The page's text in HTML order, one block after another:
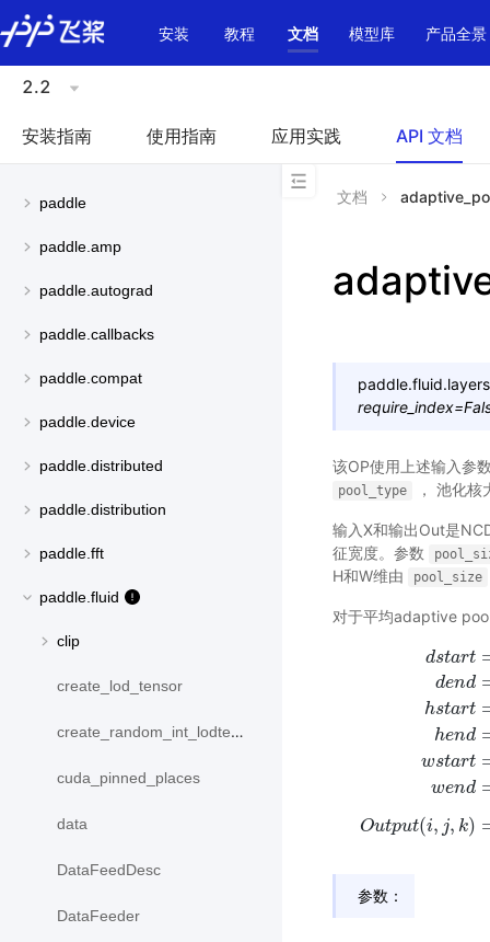
\u200E
安装
教程 文档 模型库 产品全景
2.2
安装指南 使用指南 应用实践 API 文档
paddle
paddle.amp
paddle.autograd
paddle.callbacks
paddle.compat
paddle.device
paddle.distributed
paddle.distribution
paddle.fft
paddle.fluid
clip
create_lod_tensor
create_random_int_lodtensor
cuda_pinned_places
data
DataFeedDesc
DataFeeder
文档
require_index=
该OP使用上述输入参
pool_type ， 池化核
输入X和输出Out是
征宽度。参数
H和W维由 pool_size
对于平均adaptive
dstart
dend
hstart
hend
wstart
wend
Output(i, j, k)
参数：